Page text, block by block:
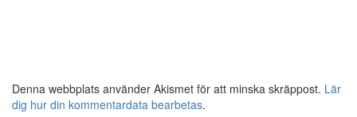
Denna webbplats använder Akismet för att minska skräppost. Lär
dig hur din kommentardata bearbetas.